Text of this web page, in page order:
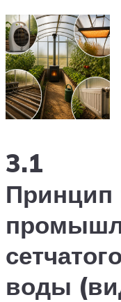
3.1
Принцип
воды